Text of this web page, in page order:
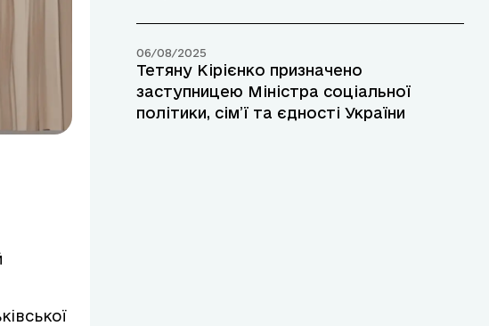
06/08/2025
Тетяну Кірієнко призначено
заступницею Міністра соціальної
політики, сім’ї та єдності України